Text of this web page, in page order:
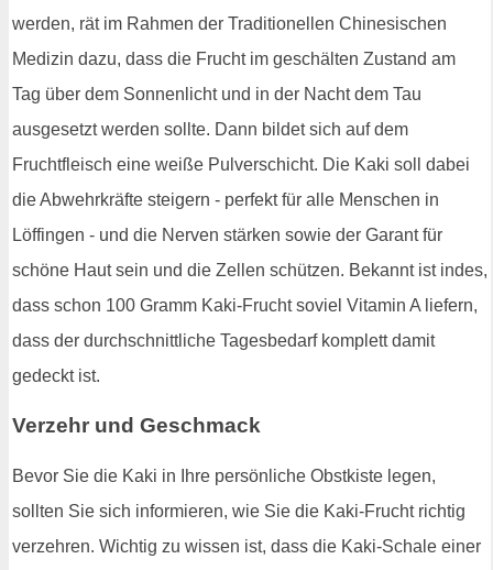
werden, rät im Rahmen der Traditionellen Chinesischen
Medizin dazu, dass die Frucht im geschälten Zustand am
Tag über dem Sonnenlicht und in der Nacht dem Tau
ausgesetzt werden sollte. Dann bildet sich auf dem
Fruchtfleisch eine weiße Pulverschicht. Die Kaki soll dabei
die Abwehrkräfte steigern - perfekt für alle Menschen in
Löffingen - und die Nerven stärken sowie der Garant für
schöne Haut sein und die Zellen schützen. Bekannt ist indes,
dass schon 100 Gramm Kaki-Frucht soviel Vitamin A liefern,
dass der durchschnittliche Tagesbedarf komplett damit
gedeckt ist.
Verzehr und Geschmack
Bevor Sie die Kaki in Ihre persönliche Obstkiste legen,
sollten Sie sich informieren, wie Sie die Kaki-Frucht richtig
verzehren. Wichtig zu wissen ist, dass die Kaki-Schale einer